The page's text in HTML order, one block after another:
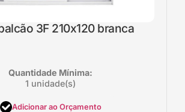
3F 210x120 branca
Quantidade Mínima:
1 unidade(s)
Adicionar ao Orçamento